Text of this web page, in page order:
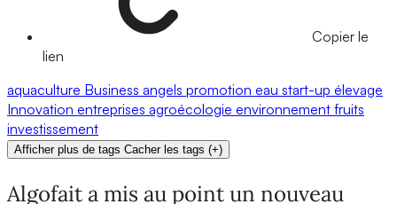
Copier le
lien
aquaculture Business angels promotion eau start-up élevage
Innovation entreprises agroécologie environnement fruits
investissement
Afficher plus de tags Cacher les tags (+)
Algofait a mis au point un nouveau